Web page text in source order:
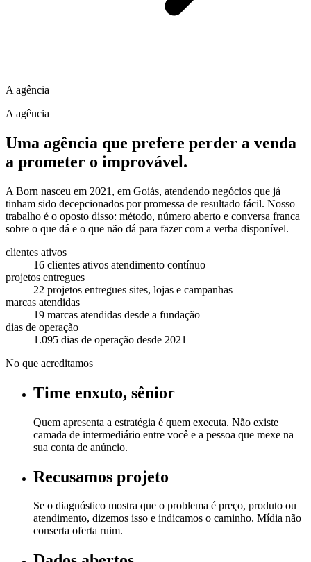
A agência
A agência
Uma agência que prefere perder a venda
a prometer o improvável.
A Born nasceu em 2021, em Goiás, atendendo negócios que já
tinham sido decepcionados por promessa de resultado fácil. Nosso
trabalho é o oposto disso: método, número aberto e conversa franca
sobre o que dá e o que não dá para fazer com a verba disponível.
clientes ativos
16 clientes ativos atendimento contínuo
projetos entregues
22 projetos entregues sites, lojas e campanhas
marcas atendidas
19 marcas atendidas desde a fundação
dias de operação
1.095 dias de operação desde 2021
No que acreditamos
Time enxuto, sênior
Quem apresenta a estratégia é quem executa. Não existe
camada de intermediário entre você e a pessoa que mexe na
sua conta de anúncio.
Recusamos projeto
Se o diagnóstico mostra que o problema é preço, produto ou
atendimento, dizemos isso e indicamos o caminho. Mídia não
conserta oferta ruim.